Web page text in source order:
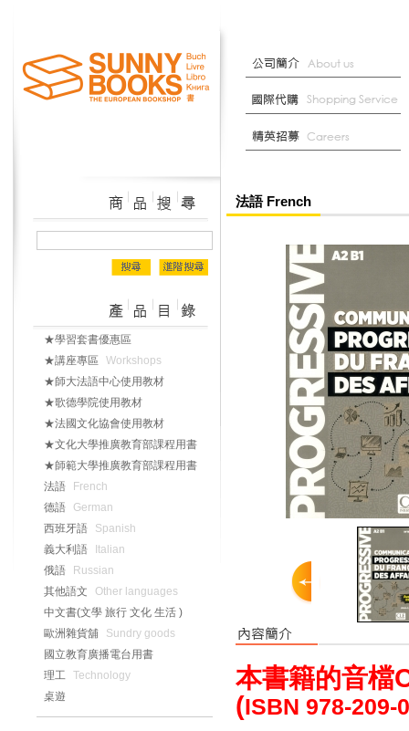
★學習套書優惠區
★講座專區
Workshops
★師大法語中心使用教材
★歌德學院使用教材
★法國文化協會使用教材
★文化大學推廣教育部課程用書
★師範大學推廣教育部課程用書
法語
French
德語
German
西班牙語
Spanish
義大利語
Italian
俄語
Russian
其他語文
Other languages
中文書(文學 旅行 文化 生活 )
歐洲雜貨舖
Sundry goods
國立教育廣播電台用書
理工 Technology
桌遊
法語 French
本書籍的音檔
(ISBN 978-209-